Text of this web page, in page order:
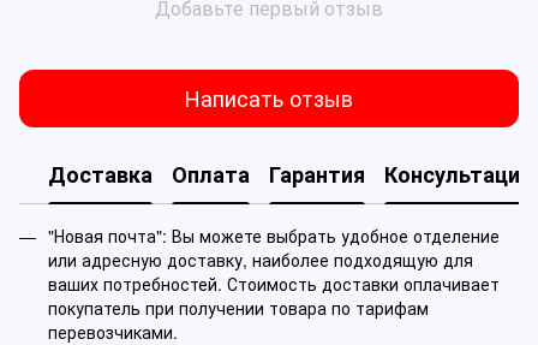
Добавьте первый отзыв
Написать отзыв
Доставка Оплата Гарантия Консультация
"Новая почта": Вы можете выбрать удобное отделение
или адресную доставку, наиболее подходящую для
ваших потребностей. Стоимость доставки оплачивает
покупатель при получении товара по тарифам
перевозчиками.